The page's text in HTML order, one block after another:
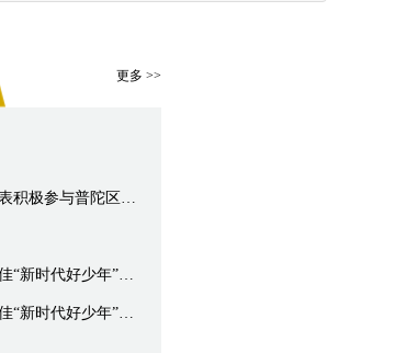
更多 >>
新时代好少年学习宣传：区新时代好少年代表积极参与普陀区举行“我们的节日”元宵文明实践示范活动暨第十季“亲子做公益”
学习宣传新时代好少年｜2023年度普陀区十佳“新时代好少年”风采展示（三）
学习宣传新时代好少年｜2023年度普陀区十佳“新时代好少年”风采展示（二）